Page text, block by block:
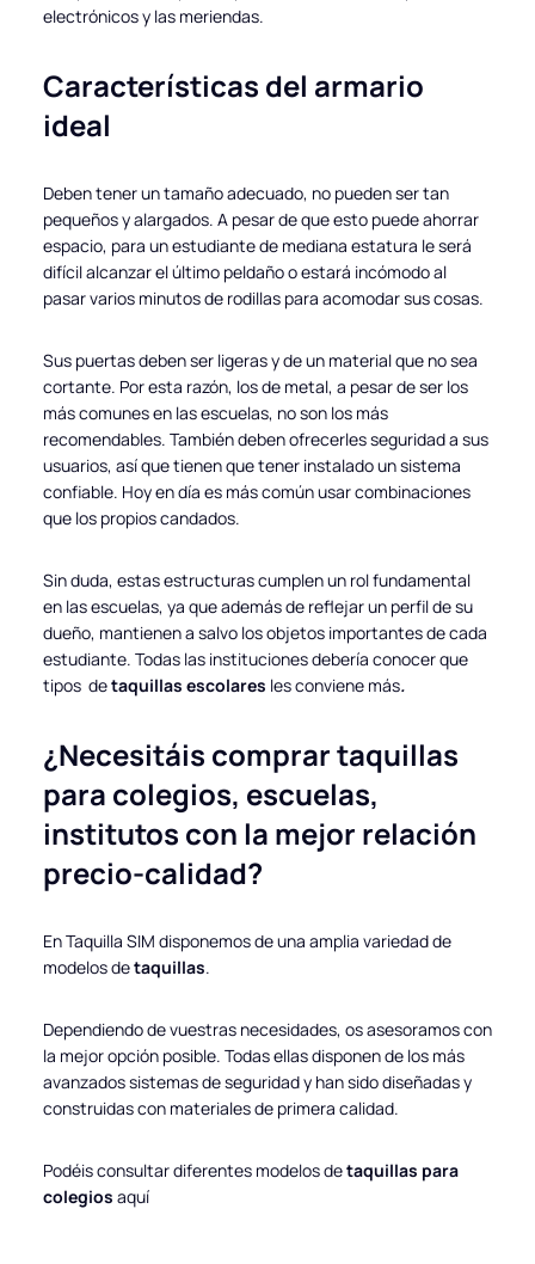
electrónicos y las meriendas.
Características del armario
ideal
Deben tener un tamaño adecuado, no pueden ser tan
pequeños y alargados. A pesar de que esto puede ahorrar
espacio, para un estudiante de mediana estatura le será
difícil alcanzar el último peldaño o estará incómodo al
pasar varios minutos de rodillas para acomodar sus cosas.
Sus puertas deben ser ligeras y de un material que no sea
cortante. Por esta razón, los de metal, a pesar de ser los
más comunes en las escuelas, no son los más
recomendables. También deben ofrecerles seguridad a sus
usuarios, así que tienen que tener instalado un sistema
confiable. Hoy en día es más común usar combinaciones
que los propios candados.
Sin duda, estas estructuras cumplen un rol fundamental
en las escuelas, ya que además de reflejar un perfil de su
dueño, mantienen a salvo los objetos importantes de cada
estudiante. Todas las instituciones debería conocer que
tipos detaquillas escolares les conviene más.
¿Necesitáis comprartaquillas
para colegios, escuelas,
institutos con la mejor relación
precio-calidad?
En Taquilla SIM disponemos de una amplia variedad de
modelos detaquillas.
Dependiendo de vuestras necesidades, os asesoramos con
la mejor opción posible. Todas ellas disponen de los más
avanzados sistemas de seguridad y han sido diseñadas y
construidas con materiales de primera calidad.
Podéis consultar diferentes modelos detaquillas para
colegios aquí